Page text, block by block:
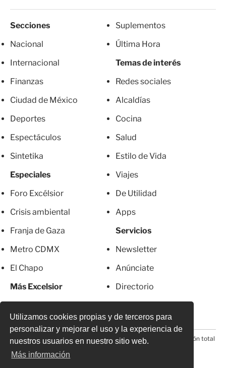
Utilizamos cookies propias y de terceros para
personalizar y mejorar el uso y la experiencia de
nuestros usuarios en nuestro sitio web.
Más información
Secciones
Nacional
Internacional
Finanzas
Ciudad de México
Deportes
Espectáculos
Sintetika
Especiales
Foro Excélsior
Crisis ambiental
Franja de Gaza
Metro CDMX
El Chapo
Más Excelsior
Suplementos
Última Hora
Temas de interés
Redes sociales
Alcaldías
Cocina
Salud
Estilo de Vida
Viajes
De Utilidad
Apps
Servicios
Newsletter
Anúnciate
Directorio
© 2026 Todos los derechos reservados. Prohibida la reproducción total
o parcial, incluyendo cualquier medio electrónico*